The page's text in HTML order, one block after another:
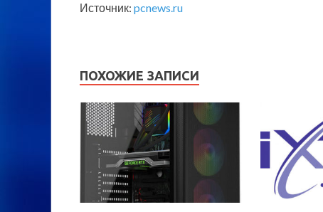
Источник: pcnews.ru
ПОХОЖИЕ ЗАПИСИ